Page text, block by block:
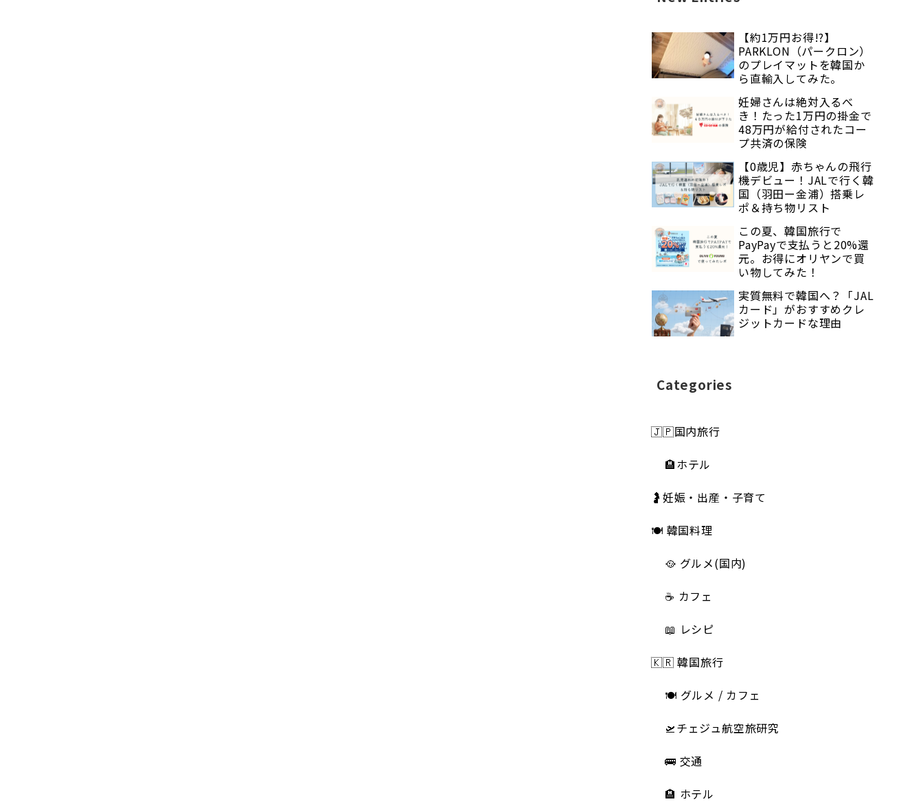
【約1万円お得!?】
PARKLON（パークロン）
のプレイマットを韓国か
ら直輸入してみた。
妊婦さんは絶対入るべ
き！たった1万円の掛金で
48万円が給付されたコー
プ共済の保険
【0歳児】赤ちゃんの飛行
機デビュー！JALで行く韓
国（羽田ー金浦）搭乗レ
ポ＆持ち物リスト
この夏、韓国旅行で
PayPayで支払うと20%還
元。お得にオリヤンで買
い物してみた！
実質無料で韓国へ？「JAL
カード」がおすすめクレ
ジットカードな理由
Categories
🇯🇵国内旅行
🏨ホテル
🤰妊娠・出産・子育て
🍽 韓国料理
🥘 グルメ(国内)
☕️ カフェ
📖 レシピ
🇰🇷 韓国旅行
🍽 グルメ / カフェ
🛫チェジュ航空旅研究
🚌 交通
🏨 ホテル